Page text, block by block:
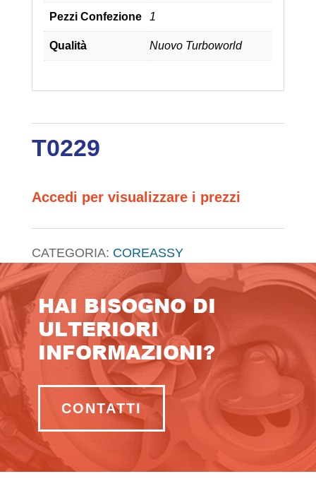
Pezzi Confezione
1
Qualità Nuovo Turboworld
T0229
Accedi per visualizzare i prezzi
CATEGORIA: COREASSY
HAI BISOGNO DI
ULTERIORI
INFORMAZIONI?
CONTATTI